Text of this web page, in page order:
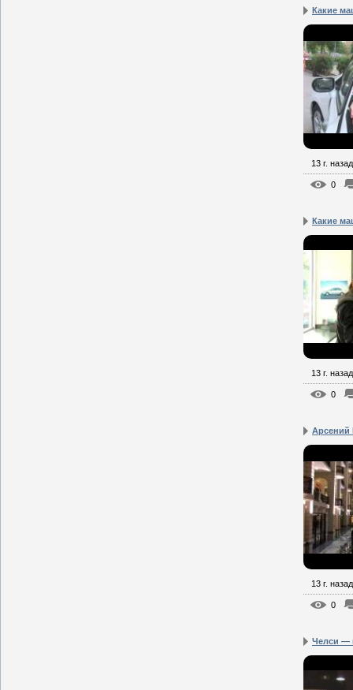
Какие
13 г. назад
0
Какие
13 г. назад
0
Арсений
13 г. назад
0
Челси —